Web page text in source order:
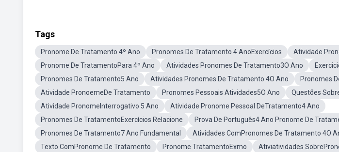
Tags
Pronome De Tratamento 4º Ano Pronomes De Tratamento 4 AnoExercícios
Atividade
Pronome De TratamentoPara 4º Ano
Atividades Pronomes De Tratamento3O Ano
Pronomes De Tratamento5 Ano
Atividades Pronomes De Tratamento 4O Ano
Pronomes
Atividade PronoemeDe Tratamento
Pronomes Pessoais Atividades5O Ano
Questões
Atividade PronomeInterrogativo 5 Ano
Atividade Pronome Pessoal DeTratamento4 Ano
Pronomes De TratamentoExercícios Relacione
Prova De Português4 Ano Pronome De
Pronomes De Tratamento7 Ano Fundamental
Atividades ComPronomes De Tratamento 4O
Texto ComPronome De Tratamento
Pronome TratamentoExmo
Ativiatividades